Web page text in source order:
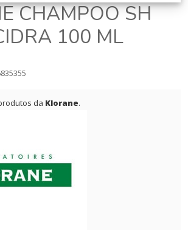
CHAMPOO SH
100 ML
da Klorane.